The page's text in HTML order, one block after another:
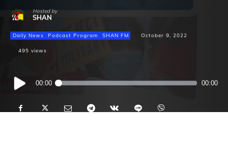
Hosted by
SHAN
Daily News Podcast Program SHAN FM October 9, 2022
495 views
Audio
Player
00:00 00:00